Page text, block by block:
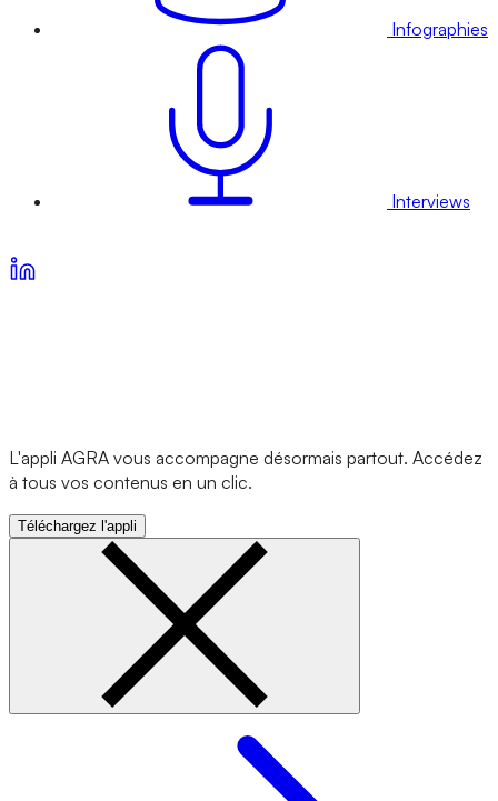
Infographies
Interviews
L'appli AGRA vous accompagne désormais partout. Accédez
à tous vos contenus en un clic.
Téléchargez l'appli